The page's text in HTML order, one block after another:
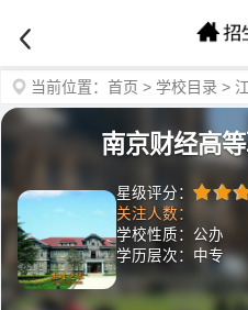
当前位置： 首页 > 学校目录 >
南京财经高
星级评分：
关注人数：
学校性质：公办
学历层次：中专